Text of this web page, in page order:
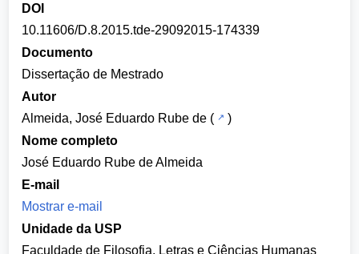
DOI
10.11606/D.8.2015.tde-29092015-174339
Documento
Dissertação de Mestrado
Autor
Almeida, José Eduardo Rube de (
)
Nome completo
José Eduardo Rube de Almeida
E-mail
Mostrar e-mail
Unidade da USP
Faculdade de Filosofia, Letras e Ciências Humanas